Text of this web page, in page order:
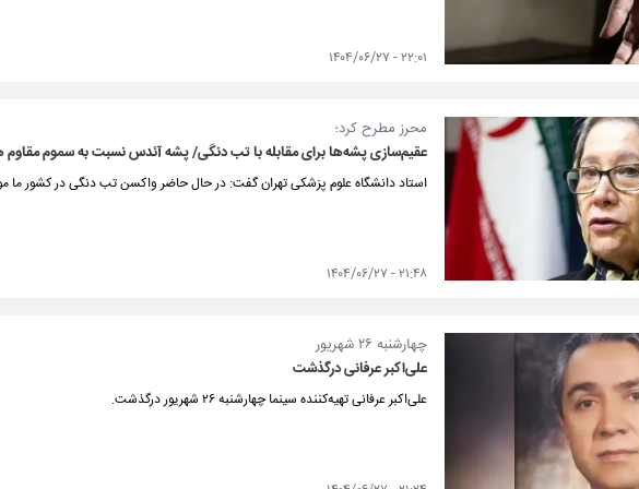
۲۲:۰۱ - ۱۴۰۴/۰۶/۲۷
محرز مطرح کرد؛
عقیم‌سازی پشه‌ها برای مقابله با تب دنگی/ پشه‌ آئدس نسبت به سموم مقاوم
استاد دانشگاه علوم پزشکی تهران گفت: در حال حاضر واکسن تب دنگی در کشور ما
۲۱:۴۸ - ۱۴۰۴/۰۶/۲۷
چهارشنبه ۲۶ شهریور
علی‌اکبر عرفانی درگذشت
علی‌اکبر عرفانی تهیه‌کننده سینما چهارشنبه ۲۶ شهریور درگذشت.